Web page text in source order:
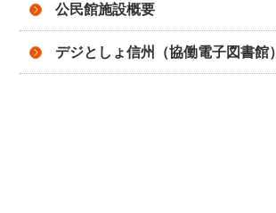
公民館施設概要
デジとしょ信州（協働電子図書館）